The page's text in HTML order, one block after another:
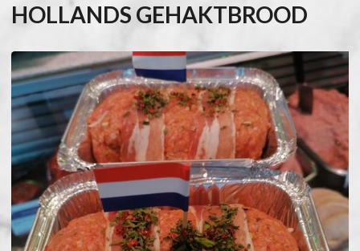
HOLLANDS GEHAKTBROOD